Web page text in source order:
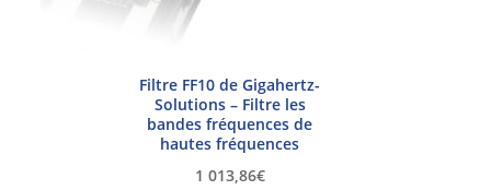
Filtre FF10 de Gigahertz-
Solutions – Filtre les
bandes fréquences de
hautes fréquences
1 013,86€